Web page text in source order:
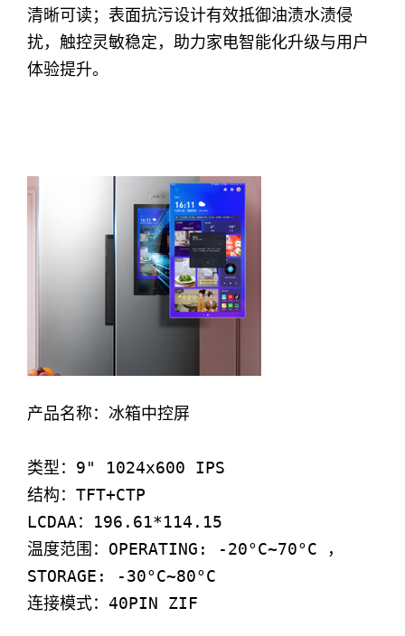
清晰可读；表面抗污设计有效抵御油渍水渍侵
扰，触控灵敏稳定，助力家电智能化升级与用户
体验提升。
产品名称：冰箱中控屏
类型：9" 1024x600 IPS
结构：TFT+CTP
LCDAA：196.61*114.15
温度范围：OPERATING: -20°C~70°C ，
STORAGE: -30°C~80°C